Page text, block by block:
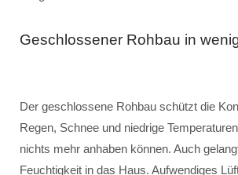
Geschlossener Rohbau in
Der geschlossene Rohbau schützt die
Regen, Schnee und niedrige
nichts mehr anhaben können. Auch
Feuchtigkeit in das Haus. Aufwendiges